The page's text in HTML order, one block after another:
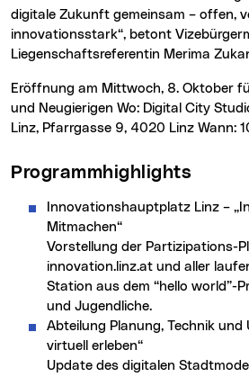
digitale Zukunft gemeinsam – offen,
innovationsstark“, betont
Liegenschaftsreferentin Merima
Eröffnung am Mittwoch, 8. Oktober für alle Interessierten
und Neugierigen Wo: Digital City
Linz, Pfarrgasse 9, 4020 Linz Wann:
Programmhighlights
Innovationshauptplatz Linz –
Mitmachen“
Vorstellung der Partizipations-
innovation.linz.at und aller
Station aus dem “hello world”-
und Jugendliche.
Abteilung Planung, Technik und
virtuell erleben“
Update des digitalen